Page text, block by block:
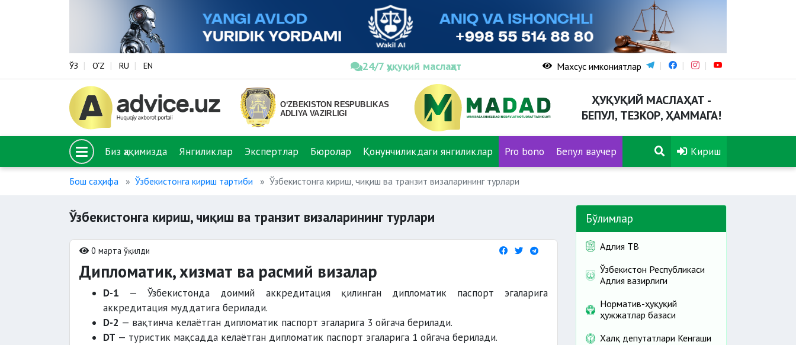
ЎЗ O‘Z RU EN 24/7 ҳуқуқий маслаҳат Махсус имкониятлар
ҲУҚУҚИЙ МАСЛАҲАТ -
БЕПУЛ, ТЕЗКОР, ҲАММАГА!
Биз ҳақимизда Янгиликлар Экспертлар Бюролар Қонунчиликдаги янгиликлар Pro bono Бепул ваучер Кириш
Бош саҳифа Ўзбекистонга кириш тартиби Ўзбекистонга кириш, чиқиш ва транзит визаларининг турлари
Ўзбекистонга кириш, чиқиш ва транзит визаларининг турлари
0 марта ўқилди
Дипломатик, хизмат ва расмий визалар
D-1 — Ўзбекистонда доимий аккредитация қилинган дипломатик паспорт эгаларига
аккредитация муддатига берилади.
D-2 — вақтинча келаётган дипломатик паспорт эгаларига 3 ойгача берилади.
DT — туристик мақсадда келаётган дипломатик паспорт эгаларига 1 ойгача берилади.
Бўлимлар
Адлия ТВ
Ўзбекистон Республикаси
Адлия вазирлиги
Норматив-ҳуқуқий
ҳужжатлар базаси
Халқ депутатлари Кенгаши